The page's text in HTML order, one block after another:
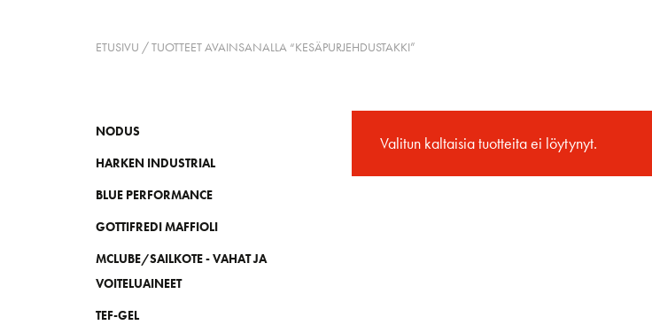
ETUSIVU / TUOTTEET AVAINSANALLA “KESÄPURJEHDUSTAKKI”
NODUS
HARKEN INDUSTRIAL
BLUE PERFORMANCE
GOTTIFREDI MAFFIOLI
MCLUBE/SAILKOTE - VAHAT JA
VOITELUAINEET
TEF-GEL
Valitun kaltaisia tuotteita ei löytynyt.